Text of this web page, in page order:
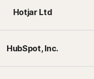
Hotjar Ltd
HubSpot, Inc.